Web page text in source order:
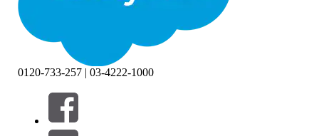
絞り込み条件 (0)
絞り込み条件を選択
0120-733-257 | 03-4222-1000